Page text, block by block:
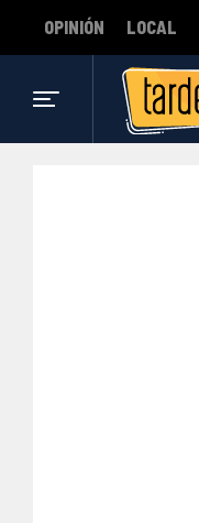
OPINIÓN LOCAL